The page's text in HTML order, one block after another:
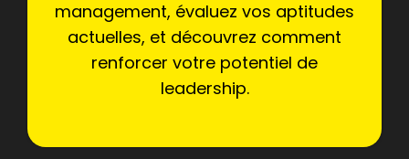
management, évaluez vos aptitudes
actuelles, et découvrez comment
renforcer votre potentiel de
leadership.